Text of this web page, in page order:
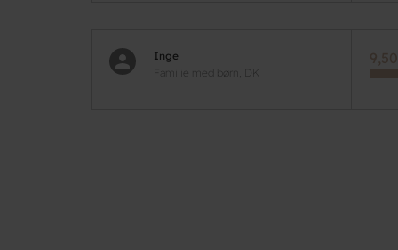
Inge
Familie med børn, DK